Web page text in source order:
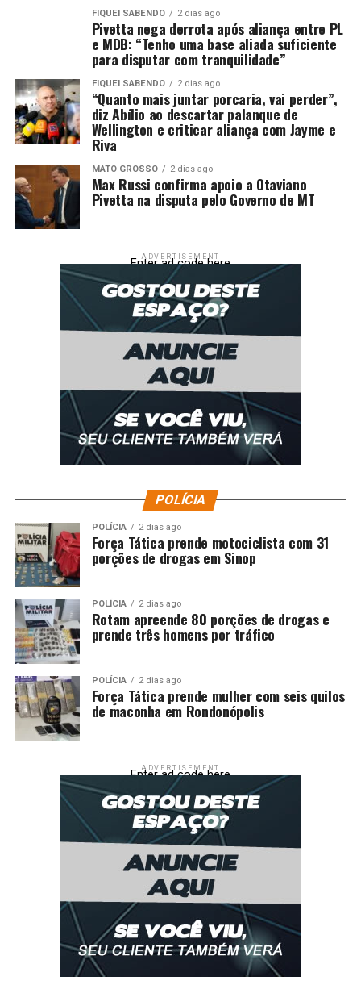
presidente.
>> Siga o canal da Agência Brasil no WhatsApp
A aprovação da urgência permite que o Plenário da
Câmara dos Deputados vote o decreto do governo sem
que este seja discutido nas comissões parlamentares. O
decreto do governo foi apresentado no último dia 11,
junto com uma Medida Provisória também relacionada
ao IOF.
Com uma proposta de corte de gastos, as duas recentes
recalibrar proposta anterior, de 22 de maio – quando a
equipe econômica anunciou o contingenciamento de R$
31,3 bilhões do Orçamento Geral da União a fim de
assegurar o cumprimento da meta fiscal estabelecida na
Lei de Diretrizes Orçamentárias (LDO). Na ocasião, o
governo propôs elevar a alíquota de várias operações
financeiras, incluindo o IOF, mas recuou no mesmo dia,
diante das críticas de empresários e parlamentares,
incluindo alguns da própria base governista.
Relacionadas
Lula anunciará crédito para entregadores comprarem
motos elétricas
Governo: ressarcimento do INSS será feito em parcela
única neste ano
FIQUEI SABENDO 2 dias ago
Pivetta nega derrota após aliança entre PL
e MDB: “Tenho uma base aliada suficiente
para disputar com tranquilidade”
FIQUEI SABENDO 2 dias ago
“Quanto mais juntar porcaria, vai perder”,
diz Abílio ao descartar palanque de
Wellington e criticar aliança com Jayme e
Riva
MATO GROSSO 2 dias ago
Max Russi confirma apoio a Otaviano
Pivetta na disputa pelo Governo de MT
ADVERTISEMENT
Enter ad code here
POLÍCIA
POLÍCIA 2 dias ago
Força Tática prende motociclista com 31
porções de drogas em Sinop
POLÍCIA 2 dias ago
Rotam apreende 80 porções de drogas e
prende três homens por tráfico
POLÍCIA 2 dias ago
Força Tática prende mulher com seis quilos
de maconha em Rondonópolis
ADVERTISEMENT
Enter ad code here